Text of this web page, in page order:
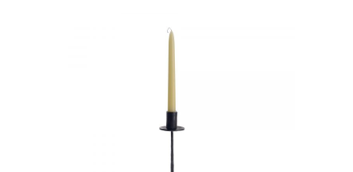
SCEGLI